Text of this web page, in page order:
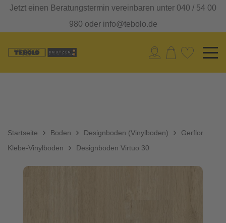
Jetzt einen Beratungstermin vereinbaren unter 040 / 54 00
980 oder info@tebolo.de
Startseite Boden
Designboden (Vinylboden)
Klebe-Vinylboden
Gerflor
Designboden Virtuo 30